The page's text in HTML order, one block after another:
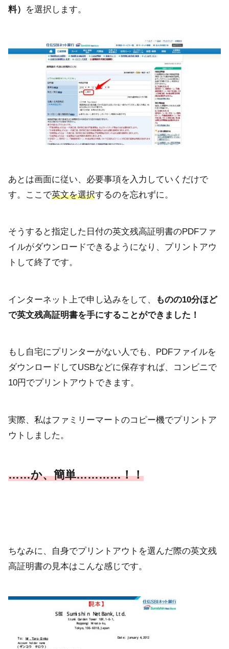
料） を選択します。
あとは画面に従い、必要事項を入力していくだけで
す。ここで英文を選択するのを忘れずに。
そうすると指定した日付の英文残高証明書のPDFファ
イルがダウンロードできるようになり、プリントアウ
トして終了です。
インターネット上で申し込みをして、
ものの10分ほど
で英文残高証明書を手にすることができました！
もし自宅にプリンターがない人でも、PDFファイルを
ダウンロードしてUSBなどに保存すれば、コンビニで
10円でプリントアウトできます。
実際、私はファミリーマートのコピー機でプリントア
ウトしました。
……か、簡単…………！！
ちなみに、自身でプリントアウトを選んだ際の英文残
高証明書の見本はこんな感じです。